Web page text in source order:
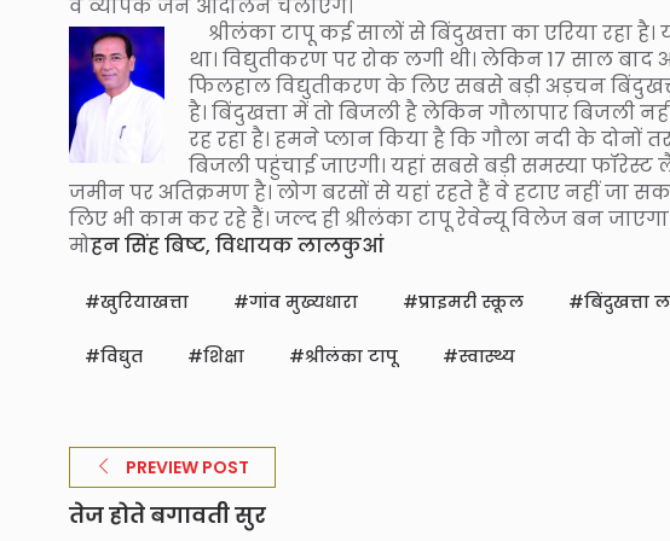
वे व्यापक जन आंदोलन चलाएंगे।
श्रीलंका टापू कई सालों से बिंदुखत्ता का एरिया रहा है।
था। विद्युतीकरण पर रोक लगी थी। लेकिन 17 साल
फिलहाल विद्युतीकरण के लिए सबसे बड़ी अड़चन
है। बिंदुखत्ता में तो बिजली है लेकिन गौलापार बिजली
रह रहा है। हमने प्लान किया है कि गौला नदी के
बिजली पहुंचाई जाएगी। यहां सबसे बड़ी समस्या
जमीन पर अतिक्रमण है। लोग बरसों से यहां रहते हैं वे हटाए नहीं
लिए भी काम कर रहे हैं। जल्द ही श्रीलंका टापू रेवेन्यू विलेज बन
मोहन सिंह बिष्ट, विधायक लालकुआं
खुरियाखत्ता गांव मुख्यधारा प्राइमरी स्कूल बिंदुखत्ता
विद्युत शिक्षा श्रीलंका टापू स्वास्थ्य
PREVIEW POST
तेज होते बगावती सुर